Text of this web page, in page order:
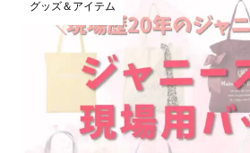
グッズ＆アイテム